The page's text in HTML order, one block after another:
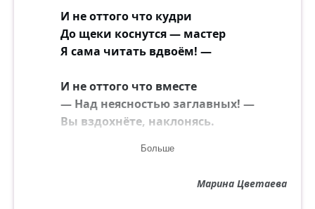
И не оттого что кудри
До щеки коснутся — мастер
Я сама читать вдвоём! —
И не оттого что вместе
— Над неясностью заглавных! —
Вы вздохнёте, наклонясь.
И не оттого что дружно
Почерк, — да к тому — стихи!
Больше
Марина Цветаева